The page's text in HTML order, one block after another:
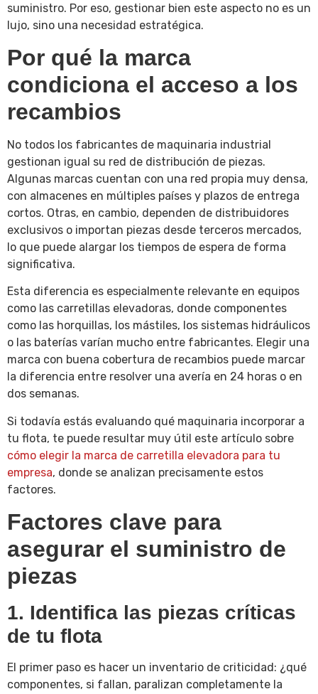
suministro. Por eso, gestionar bien este aspecto no es un
lujo, sino una necesidad estratégica.
Por qué la marca
condiciona el acceso a los
recambios
No todos los fabricantes de maquinaria industrial
gestionan igual su red de distribución de piezas.
Algunas marcas cuentan con una red propia muy densa,
con almacenes en múltiples países y plazos de entrega
cortos. Otras, en cambio, dependen de distribuidores
exclusivos o importan piezas desde terceros mercados,
lo que puede alargar los tiempos de espera de forma
significativa.
Esta diferencia es especialmente relevante en equipos
como las carretillas elevadoras, donde componentes
como las horquillas, los mástiles, los sistemas hidráulicos
o las baterías varían mucho entre fabricantes. Elegir una
marca con buena cobertura de recambios puede marcar
la diferencia entre resolver una avería en 24 horas o en
dos semanas.
Si todavía estás evaluando qué maquinaria incorporar a
tu flota, te puede resultar muy útil este artículo sobre
cómo elegir la marca de carretilla elevadora para tu
empresa, donde se analizan precisamente estos
factores.
Factores clave para
asegurar el suministro de
piezas
1. Identifica las piezas críticas
de tu flota
El primer paso es hacer un inventario de criticidad: ¿qué
componentes, si fallan, paralizan completamente la